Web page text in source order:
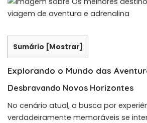
Sumário [Mostrar]
Explorando o Mundo das
Desbravando Novos Horizontes
No cenário atual, a busca por
verdadeiramente memoráveis se